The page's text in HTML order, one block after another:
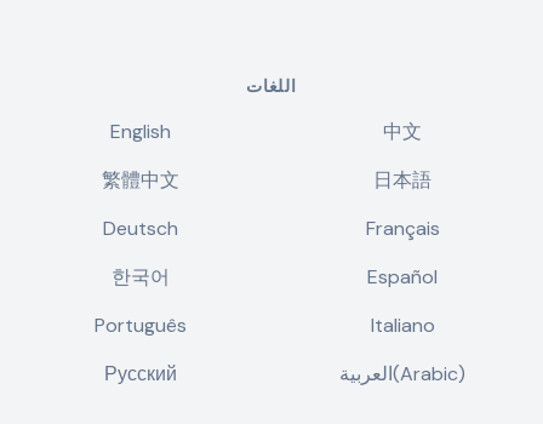
اللغات
English
中文
繁體中文
日本語
Deutsch
Français
한국어
Español
Português
Italiano
Русский
العربية(Arabic)